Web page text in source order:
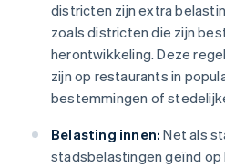
districten zijn extra
zoals districten die zijn
herontwikkeling. Deze
zijn op restaurants in
bestemmingen of
Belasting innen: Net als
stadsbelastingen geïnd